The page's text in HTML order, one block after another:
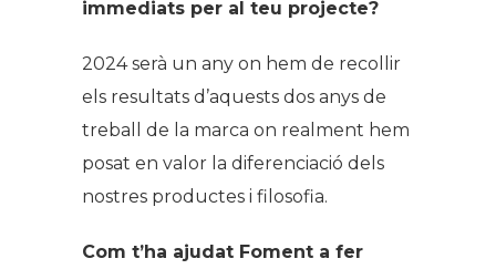
immediats per al teu projecte?
2024 serà un any on hem de recollir
els resultats d’aquests dos anys de
treball de la marca on realment hem
posat en valor la diferenciació dels
nostres productes i filosofia.
Com t’ha ajudat Foment a fer